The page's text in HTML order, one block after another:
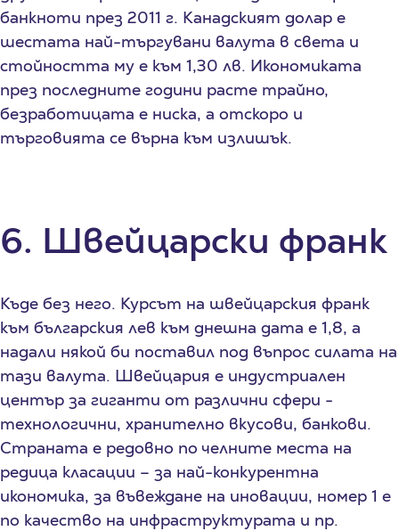
банкноти през 2011 г. Канадският долар е
шестата най-търгувани валута в света и
стойността му е към 1,30 лв. Икономиката
през последните години расте трайно,
безработицата е ниска, а отскоро и
търговията се върна към излишък.
6. Швейцарски франк
Къде без него. Курсът на швейцарския франк
към българския лев към днешна дата е 1,8, а
надали някой би поставил под въпрос силата на
тази валута. Швейцария е индустриален
център за гиганти от различни сфери -
технологични, хранително вкусови, банкови.
Страната е редовно по челните места на
редица класации – за най-конкурентна
икономика, за въвеждане на иновации, номер 1 е
по качество на инфраструктурата и пр.